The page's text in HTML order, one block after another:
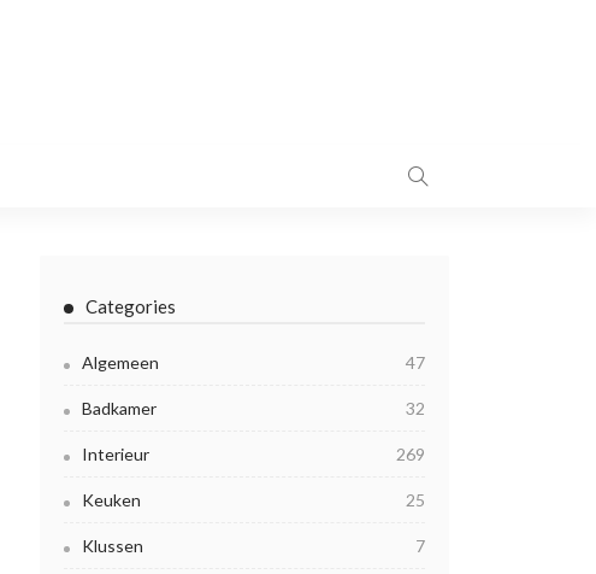
Categories
Algemeen 47
Badkamer 32
Interieur 269
Keuken 25
Klussen 7